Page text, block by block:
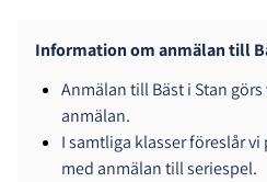
Information om anmälan till
Anmälan till Bäst i Stan
anmälan.
I samtliga klasser föreslår
med anmälan till seriespel.